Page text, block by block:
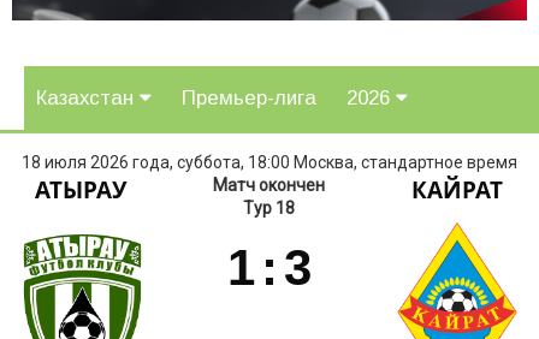
Казахстан Премьер-лига 2026
18 июля 2026 года, суббота, 18:00 Москва, стандартное время
АТЫРАУ
Матч окончен
Тур 18
1: 3
КАЙРАТ